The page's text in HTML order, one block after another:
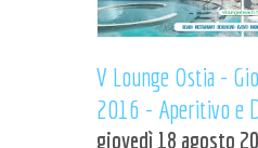
V Lounge Ostia -
2016 - Aperitivo e
giovedì 18 agosto